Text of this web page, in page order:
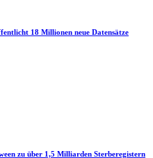
18 Millionen neue Datensätze
zu über 1,5 Milliarden Sterberegistern